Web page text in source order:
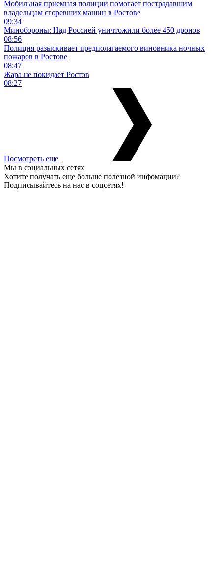
Мобильная приемная полиции помогает пострадавшим
владельцам сгоревших машин в Ростове
09:34
Минобороны: Над Россией уничтожили более 450 дронов
08:56
Полиция разыскивает предполагаемого виновника ночных
пожаров в Ростове
08:47
Жара не покидает Ростов
08:27
Посмотреть еще
Мы в социальных сетях
Хотите получать еще больше полезной инфомации?
Подписывайтесь на нас в соцсетях!